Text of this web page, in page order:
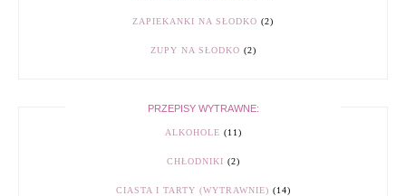
ZAPIEKANKI NA SŁODKO (2)
ZUPY NA SŁODKO (2)
PRZEPISY WYTRAWNE:
ALKOHOLE (11)
CHŁODNIKI (2)
CIASTA I TARTY (WYTRAWNIE) (14)